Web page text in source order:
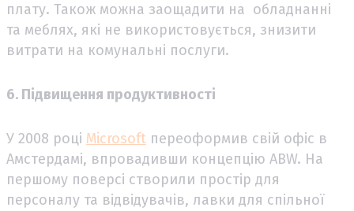
плату. Також можна заощадити на обладнанні
та меблях, які не використовується, знизити
витрати на комунальні послуги.
6. Підвищення продуктивності
У 2008 році Microsoft переоформив свій офіс в
Амстердамі, впровадивши концепцію ABW. На
першому поверсі створили простір для
персоналу та відвідувачів, лавки для спільної